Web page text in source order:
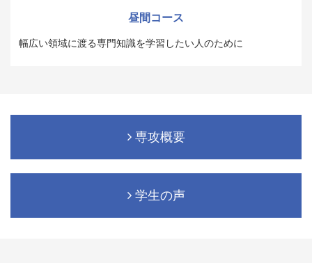
昼間コース
幅広い領域に渡る専門知識を学習したい人のために
専攻概要
学生の声